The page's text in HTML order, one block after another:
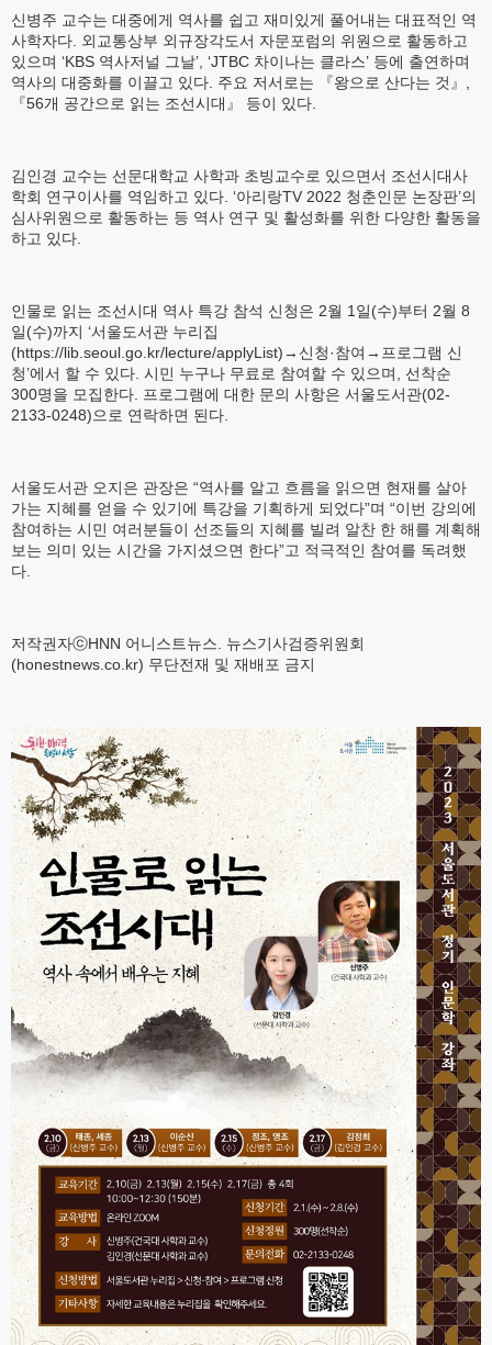
신병주 교수는 대중에게 역사를 쉽고 재미있게 풀어내는 대표적인 역
사학자다. 외교통상부 외규장각도서 자문포럼의 위원으로 활동하고
있으며 ‘KBS 역사저널 그날’, ‘JTBC 차이나는 클라스’ 등에 출연하며
역사의 대중화를 이끌고 있다. 주요 저서로는 『왕으로 산다는 것』,
『56개 공간으로 읽는 조선시대』 등이 있다.
김인경 교수는 선문대학교 사학과 초빙교수로 있으면서 조선시대사
학회 연구이사를 역임하고 있다. ‘아리랑TV 2022 청춘인문 논장판’의
심사위원으로 활동하는 등 역사 연구 및 활성화를 위한 다양한 활동을
하고 있다.
인물로 읽는 조선시대 역사 특강 참석 신청은 2월 1일(수)부터 2월 8
일(수)까지 ‘서울도서관 누리집
(https://lib.seoul.go.kr/lecture/applyList)→신청·참여→프로그램 신
청’에서 할 수 있다. 시민 누구나 무료로 참여할 수 있으며, 선착순
300명을 모집한다. 프로그램에 대한 문의 사항은 서울도서관(02-
2133-0248)으로 연락하면 된다.
서울도서관 오지은 관장은 “역사를 알고 흐름을 읽으면 현재를 살아
가는 지혜를 얻을 수 있기에 특강을 기획하게 되었다”며 “이번 강의에
참여하는 시민 여러분들이 선조들의 지혜를 빌려 알찬 한 해를 계획해
보는 의미 있는 시간을 가지셨으면 한다”고 적극적인 참여를 독려했
다.
저작권자ⓒHNN 어니스트뉴스. 뉴스기사검증위원회
(honestnews.co.kr) 무단전재 및 재배포 금지